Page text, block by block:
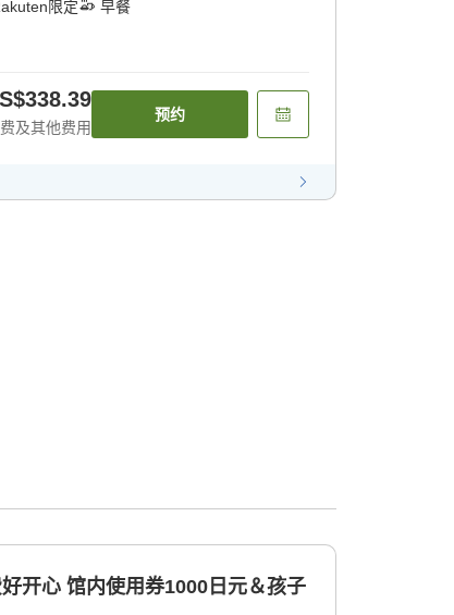
限定 早餐
S$338.39
及其他费用
预约
开心 馆内使用券1000日元＆孩子